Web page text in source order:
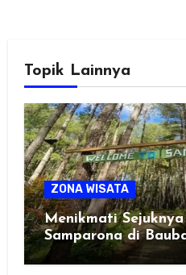
Topik Lainnya
ZONA WISATA
Menikmati
Samparona di
Healing Favorit!